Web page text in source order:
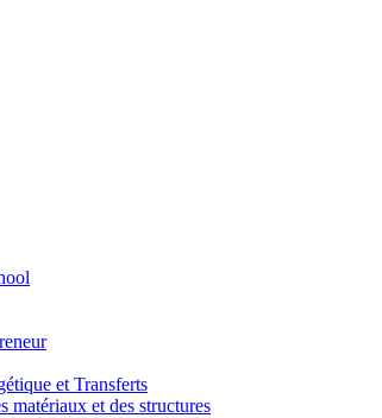
et Transferts
matériaux et des structures